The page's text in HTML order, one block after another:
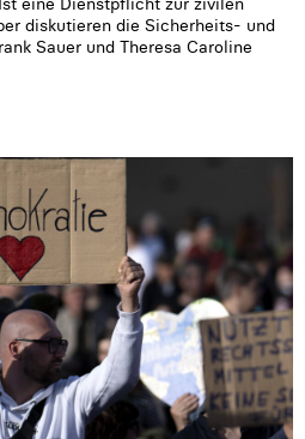
diskutieren die Sicherheits- und
Sauer und Theresa Caroline